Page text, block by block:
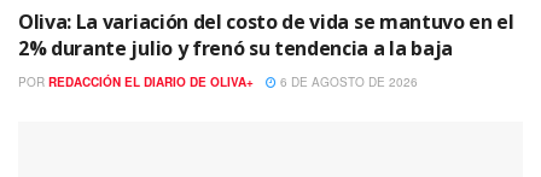
Oliva: La variación del costo de vida se mantuvo en el
2% durante julio y frenó su tendencia a la baja
POR REDACCIÓN EL DIARIO DE OLIVA+ 6 DE AGOSTO DE 2026